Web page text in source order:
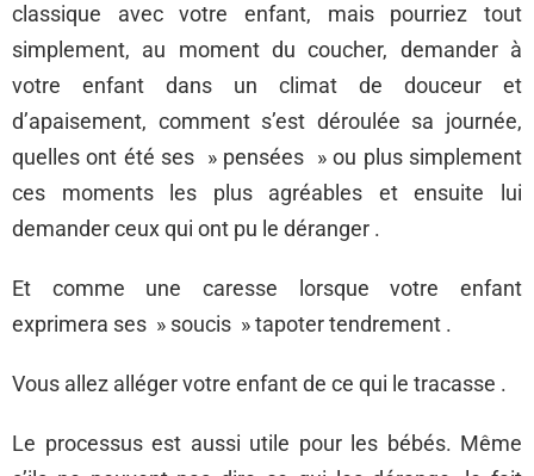
classique avec votre enfant, mais pourriez tout
simplement, au moment du coucher, demander à
votre enfant dans un climat de douceur et
d’apaisement, comment s’est déroulée sa journée,
quelles ont été ses » pensées » ou plus simplement
ces moments les plus agréables et ensuite lui
demander ceux qui ont pu le déranger .
Et comme une caresse lorsque votre enfant
exprimera ses » soucis » tapoter tendrement .
Vous allez alléger votre enfant de ce qui le tracasse .
Le processus est aussi utile pour les bébés. Même